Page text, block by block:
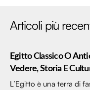
Articoli più
Egitto Classico O
Vedere, Storia E
L’Egitto è una terra di